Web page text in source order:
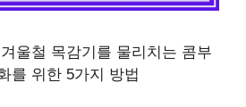
겨울철 목감기를 물리치는 콤부
를 위한 5가지 방법